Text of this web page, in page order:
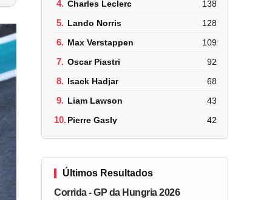
4. Charles Leclerc 138
5. Lando Norris 128
6. Max Verstappen 109
7. Oscar Piastri 92
8. Isack Hadjar 68
9. Liam Lawson 43
10.Pierre Gasly 42
Últimos Resultados
Corrida - GP da Hungria 2026